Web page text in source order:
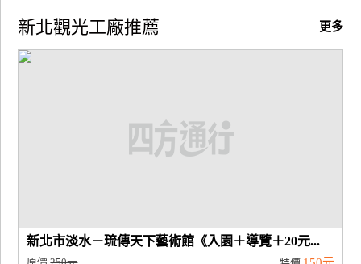
廠
合
更多
新北觀光工廠推薦
新北市淡水－琉傳天下藝術館《入園＋導覽＋20元...